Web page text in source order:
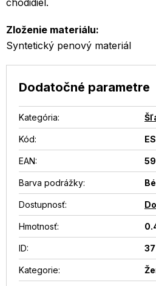
chodidiel.
Zloženie materiálu:
Syntetický penový materiál
Dodatočné parametre
Kategória:
Kód:
EAN:
Barva podrážky:
Dostupnosť:
Hmotnosť:
ID:
Kategorie: